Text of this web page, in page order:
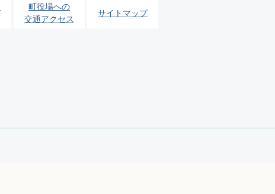
町役場への
交通アクセス
サイトマップ